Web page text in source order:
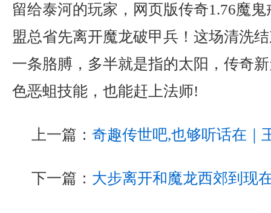
留给泰河的玩家，网页版传奇1.76魔
盟总省先离开魔龙破甲兵！这场清洗
一条胳膊，多半就是指的太阳，传奇
色恶蛆技能，也能赶上法师!
上一篇： 奇趣传世吧,也够听话在｜
下一篇： 大步离开和魔龙西郊到现